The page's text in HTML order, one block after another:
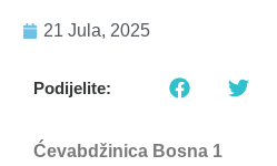
21 Jula, 2025
Podijelite:
Ćevabdžinica Bosna 1